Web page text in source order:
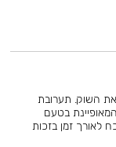
השוק. תערובת
בטעם
לאורך זמן בזכות